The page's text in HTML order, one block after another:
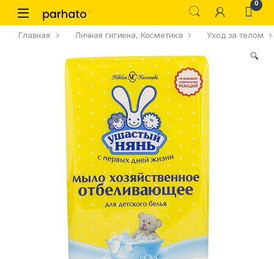
0
Главная Личная гигиена, Косметика Уход за телом
🔍